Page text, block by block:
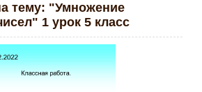
тему: "Умножение
1 урок 5 класс